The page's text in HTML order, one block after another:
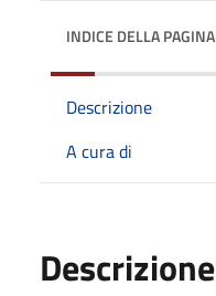
INDICE DELLA PAGINA
Descrizione
A cura di
Descrizione